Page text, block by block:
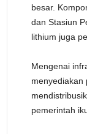
besar.
dan Stasiun
lithium juga
Mengenai
menyediakan
pemerintah